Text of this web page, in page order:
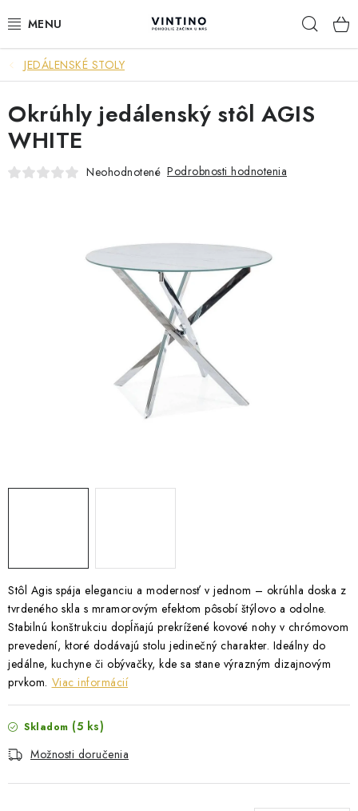
na
NÁBYTOK
VÝPREDAJ
ZÁVESNÉ HOJDACIE KRESLÁ
JEDÁLENSKÉ STOLIČKY
ZÁHRADNÝ NÁBYTOK
STOJANY A REGÁLY
SKRIŇA NA TOPANKY
FAQ - NAJČASTEJŠIE OTÁZKY
Všeobecné obchodné podmienky
Reklamácia vrátenie tovaru
Kontakty
JEDÁLENSKÉ STOLY
Stôl Agis spája eleganciu a modernosť v jednom – okrúhla doska z
tvrdeného skla s mramorovým efektom pôsobí štýlovo a odolne.
Stabilnú konštrukciu dopĺňajú prekrížené kovové nohy v chrómovom
prevedení, ktoré dodávajú stolu jedinečný charakter. Ideálny do
jedálne, kuchyne či obývačky, kde sa stane výrazným dizajnovým
prvkom. Viac informácií
Skladom (5 ks)
Možnosti doručenia
Okrúhly jedálenský stôl AGIS
WHITE
Neohodnotené Podrobnosti hodnotenia